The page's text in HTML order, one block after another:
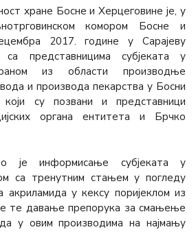
хране Босне и Херцеговине је, у
комором Босне и
2017. године у Сарајеву
представницима субјеката у
из области производње
и производа пекарства у Босни
су позвани и представници
органа ентитета и Брчко
је информисање субјеката у
са тренутним стањем у погледу
акриламида у кексу поријеклом из
те давање препорука за смањење
у овим производима на најмању